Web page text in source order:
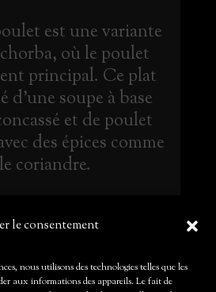
le consentement
nous utilisons des technologies telles que les
aux informations des appareils. Le fait de
est une variante
où le poulet
principal. Ce plat
d'une soupe à base
et de poulet
des épices comme
coriandre.